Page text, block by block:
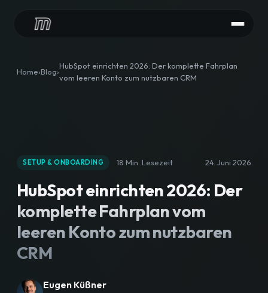
HubSpot Audit
HubSpot Betreuung
CONTENT
HubSpot Agentur
Content Downloads
Workshops
Home Blog
HubSpot einrichten 2026: Der komplette Fahrplan
vom leeren Konto zum nutzbaren CRM
SETUP & ONBOARDING 18 Min. Lesezeit 24. Juni 2026
HubSpot einrichten 2026: Der
komplette Fahrplan vom
leeren Konto zum nutzbaren
CRM
Eugen Küßner